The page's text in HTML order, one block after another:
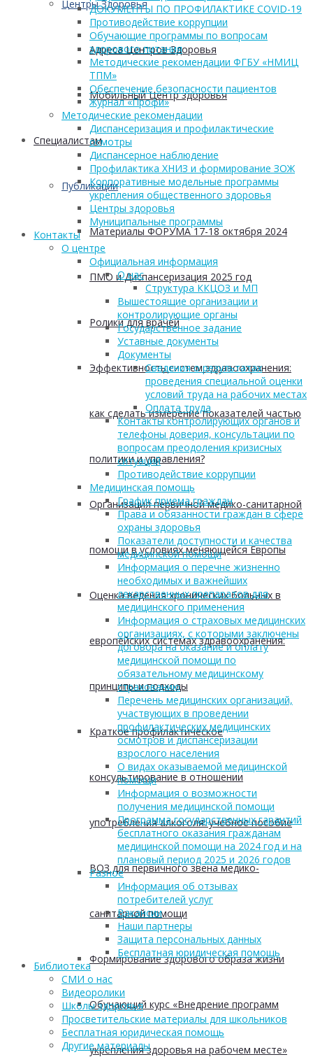
Центры Здоровья
Адреса Центров Здоровья
Мобильный Центр здоровья
Cпециалистам
Публикации
Материалы ФОРУМА 17-18 октября 2024
ПМО и Диспансеризация 2025 год
Ролики для врачей
Эффективность систем здравоохранения:
как сделать измерение показателей частью
политики и управления?
Организация первичной медико-санитарной
помощи в условиях меняющейся Европы
Оценка ведения хронических больных в
европейских системах здравоохранения:
принципы и подходы
Краткое профилактическое
консультирование в отношении
употребления алкоголя: учебное пособие
ВОЗ для первичного звена медико-
санитарной помощи
Формирование здорового образа жизни
Обучающий курс «Внедрение программ
укрепления здоровья на рабочем месте»
ДОКУМЕНТЫ ПО ПРОФИЛАКТИКЕ COVID-19
Противодействие коррупции
Обучающие программы по вопросам
здорового питания
Методические рекомендации ФГБУ «НМИЦ
ТПМ»
Обеспечение безопасности пациентов
Журнал «Профи»
Методические рекомендации
Диспансеризация и профилактические
осмотры
Диспансерное наблюдение
Профилактика ХНИЗ и формирование ЗОЖ
Корпоративные модельные программы
укрепления общественного здоровья
Центры здоровья
Муниципальные программы
Контакты
О центре
Официальная информация
О нас
Структура ККЦОЗ и МП
Вышестоящие организации и
контролирующие органы
Государственное задание
Уставные документы
Документы
Сведения о результатах
проведения специальной оценки
условий труда на рабочих местах
Оплата труда
Контакты контролирующих органов и
телефоны доверия, консультации по
вопросам преодоления кризисных
ситуаций
Противодействие коррупции
Медицинская помощь
График приема граждан
Права и обязанности граждан в сфере
охраны здоровья
Показатели доступности и качества
медицинской помощи
Информация о перечне жизненно
необходимых и важнейших
лекарственных препаратов для
медицинского применения
Информация о страховых медицинских
организациях, с которыми заключены
договора на оказание и оплату
медицинской помощи по
обязательному медицинскому
страхованию
Перечень медицинских организаций,
участвующих в проведении
профилактических медицинских
осмотров и диспансеризации
взрослого населения
О видах оказываемой медицинской
помощи
Информация о возможности
получения медицинской помощи
Программа государственных гарантий
бесплатного оказания гражданам
медицинской помощи на 2024 год и на
плановый период 2025 и 2026 годов
Разное
Информация об отзывах
потребителей услуг
Вакансии
Наши партнеры
Защита персональных данных
Бесплатная юридическая помощь
Библиотека
СМИ о нас
Видеоролики
Школы здоровья
Просветительские материалы для школьников
Бесплатная юридическая помощь
Другие материалы